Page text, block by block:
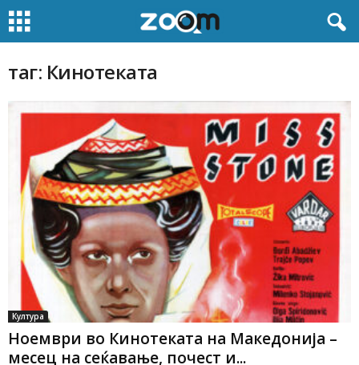
таг: Кинотеката
Култура
Ноември во Кинотеката на Македонија –
месец на сеќавање, почест и...